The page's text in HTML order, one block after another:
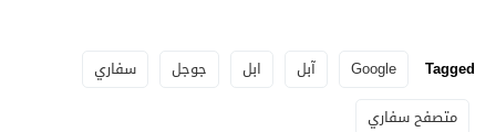
Tagged
Google آبل ابل جوجل
سفاري
متصفح سفاري